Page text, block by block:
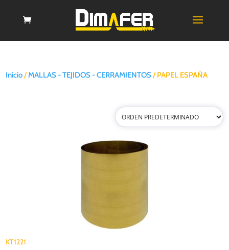
Inicio/MALLAS - TEJIDOS - CERRAMIENTOS/ PAPEL ESPAÑA
KT1221